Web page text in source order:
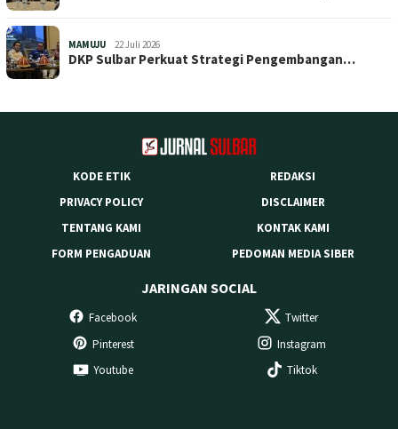
MAMUJU 22 Juli 2026
DKP Sulbar Perkuat Strategi Pengembangan…
KODE ETIK
REDAKSI
PRIVACY POLICY
DISCLAIMER
TENTANG KAMI
KONTAK KAMI
FORM PENGADUAN
PEDOMAN MEDIA SIBER
JARINGAN SOCIAL
Facebook
Twitter
Pinterest
Instagram
Youtube
Tiktok